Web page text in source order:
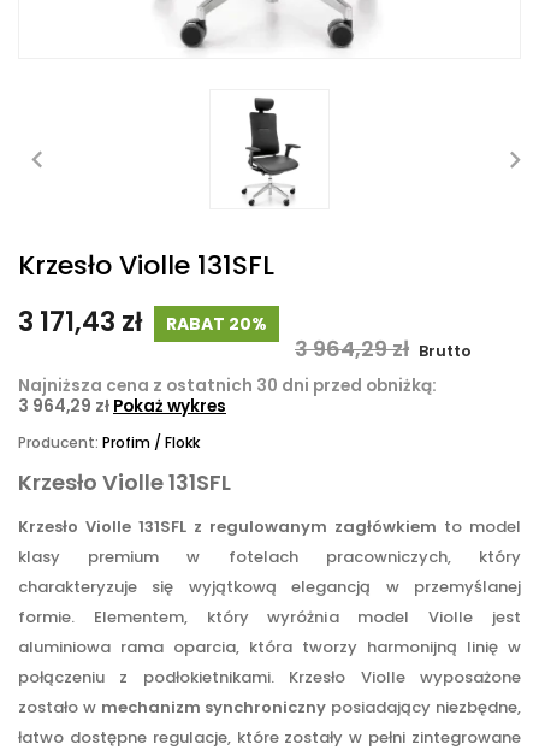
Krzesło Violle 131SFL
3 171,43 zł
RABAT 20%
3 964,29 zł Brutto
Najniższa cena z ostatnich 30 dni przed obniżką:
3 964,29 zł Pokaż wykres
Producent: Profim / Flokk
Krzesło Violle 131SFL
Krzesło Violle 131SFL z regulowanym zagłówkiem to model
klasy premium w fotelach pracowniczych, który
charakteryzuje się wyjątkową elegancją w przemyślanej
formie. Elementem, który wyróżnia model Violle jest
aluminiowa rama oparcia, która tworzy harmonijną linię w
połączeniu z podłokietnikami. Krzesło Violle wyposażone
zostało w mechanizm synchroniczny posiadający niezbędne,
łatwo dostępne regulacje, które zostały w pełni zintegrowane